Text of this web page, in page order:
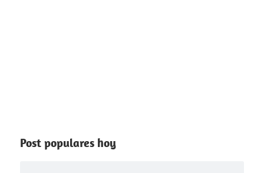
Post populares hoy